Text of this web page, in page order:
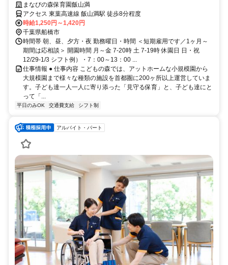
相談★事前見学も大歓迎
まなびの森保育園飯山満
アクセス 東葉高速線 飯山満駅 徒歩8分程度
時給1,250円～1,420円
千葉県船橋市
時間帯 朝、昼、夕方・夜 勤務曜日・時間 ＜短期雇用です／1ヶ月～
期間は応相談＞ 開園時間 月～金 7-20時 土 7-19時 休園日 日・祝
12/29-1/3 シフト例）・7：00～13：00 ...
仕事情報 ● 仕事内容 こどもの森では、アットホームな小規模園から
大規模園まで様々な種類の施設を首都圏に200ヶ所以上運営していま
す。子ども達一人一人に寄り添った「見守る保育」と、子ども達にと
って「...
平日のみOK 交通費支給 シフト制
アルバイト・パート